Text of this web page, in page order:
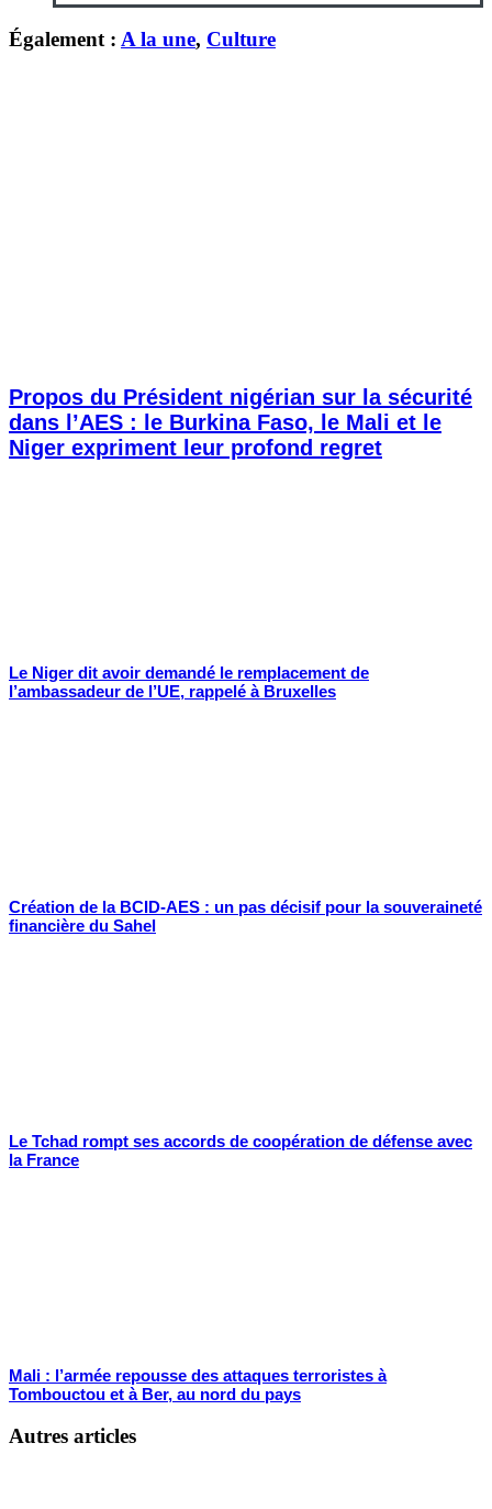
Également : A la une, Culture
Propos du Président nigérian sur la sécurité
dans l’AES : le Burkina Faso, le Mali et le
Niger expriment leur profond regret
Le Niger dit avoir demandé le remplacement de
l’ambassadeur de l’UE, rappelé à Bruxelles
Création de la BCID-AES : un pas décisif pour la souveraineté
financière du Sahel
Le Tchad rompt ses accords de coopération de défense avec
la France
Mali : l’armée repousse des attaques terroristes à
Tombouctou et à Ber, au nord du pays
Autres articles